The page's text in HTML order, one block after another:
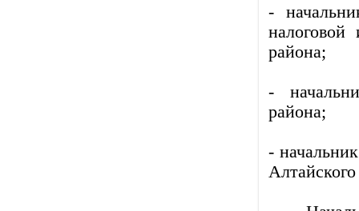
-
района;
-
района;
-